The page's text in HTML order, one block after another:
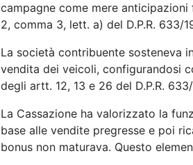
campagne come mere anticipazioni
2, comma 3, lett. a) del D.P.R. 633/
La società contribuente sosteneva
vendita dei veicoli, configurandosi
degli artt. 12, 13 e 26 del D.P.R.
La Cassazione ha valorizzato la
base alle vendite pregresse e poi
bonus non maturava. Questo